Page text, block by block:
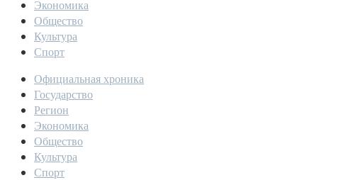
Экономика
Общество
Культура
Спорт
Официальная хроника
Государство
Регион
Экономика
Общество
Культура
Спорт